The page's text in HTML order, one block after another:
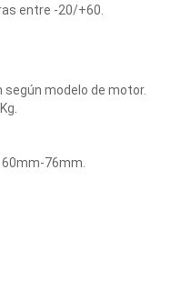
entre -20/+60.
según modelo de motor.
76mm.